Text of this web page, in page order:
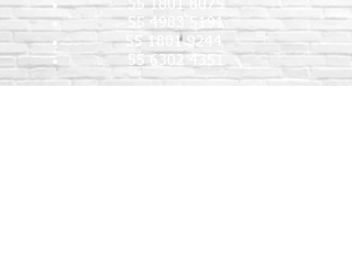
55 1801 8075
55 4983 5191
55 1801 9244
55 6302 4351